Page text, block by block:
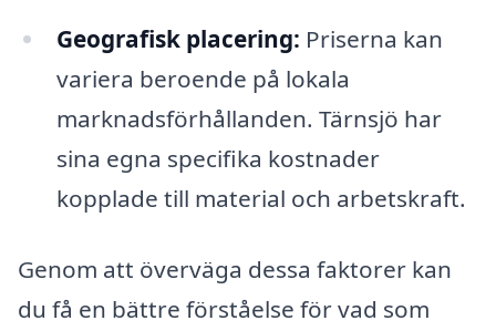
Geografisk placering: Priserna kan
variera beroende på lokala
marknadsförhållanden. Tärnsjö har
sina egna specifika kostnader
kopplade till material och arbetskraft.
Genom att överväga dessa faktorer kan
du få en bättre förståelse för vad som